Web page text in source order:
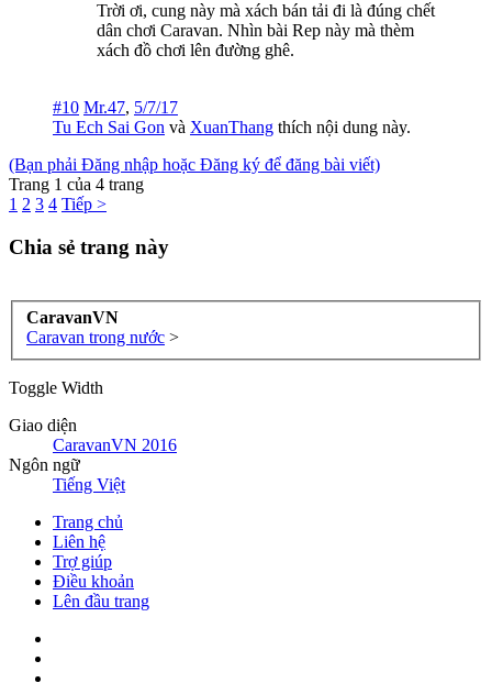
Trời ơi, cung này mà xách bán tải đi là đúng chết
dân chơi Caravan. Nhìn bài Rep này mà thèm
xách đồ chơi lên đường ghê.
#10 Mr.47, 5/7/17
Tu Ech Sai Gon và XuanThang thích nội dung này.
(Bạn phải Đăng nhập hoặc Đăng ký để đăng bài viết)
Trang 1 của 4 trang
1 2 3 4 Tiếp >
Chia sẻ trang này
CaravanVN
Caravan trong nước >
Toggle Width
Giao diện
CaravanVN 2016
Ngôn ngữ
Tiếng Việt
Trang chủ
Liên hệ
Trợ giúp
Điều khoản
Lên đầu trang